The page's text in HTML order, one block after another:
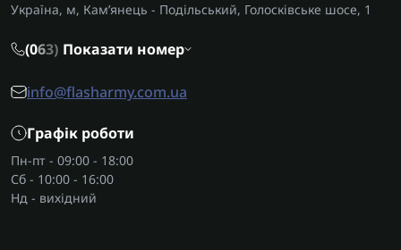
Україна, м, Кам’янець - Подільський, Голосківське шосе, 1
(063) Показати номер
info@flasharmy.com.ua
Графік роботи
Пн-пт - 09:00 - 18:00
Сб - 10:00 - 16:00
Нд - вихідний